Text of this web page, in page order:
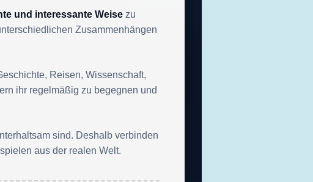
und interessante Weise zu
Zusammenhängen
Reisen, Wissenschaft,
ihr regelmäßig zu begegnen und
sind. Deshalb verbinden
aus der realen Welt.